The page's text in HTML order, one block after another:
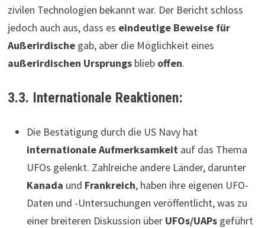
zivilen Technologien bekannt war. Der Bericht schloss
jedoch auch aus, dass es eindeutige Beweise für
Außerirdische gab, aber die Möglichkeit eines
außerirdischen Ursprungs blieb offen.
3.3. Internationale Reaktionen:
Die Bestätigung durch die US Navy hat
internationale Aufmerksamkeit auf das Thema
UFOs gelenkt. Zahlreiche andere Länder, darunter
Kanada und Frankreich, haben ihre eigenen UFO-
Daten und -Untersuchungen veröffentlicht, was zu
einer breiteren Diskussion über UFOs/UAPs geführt